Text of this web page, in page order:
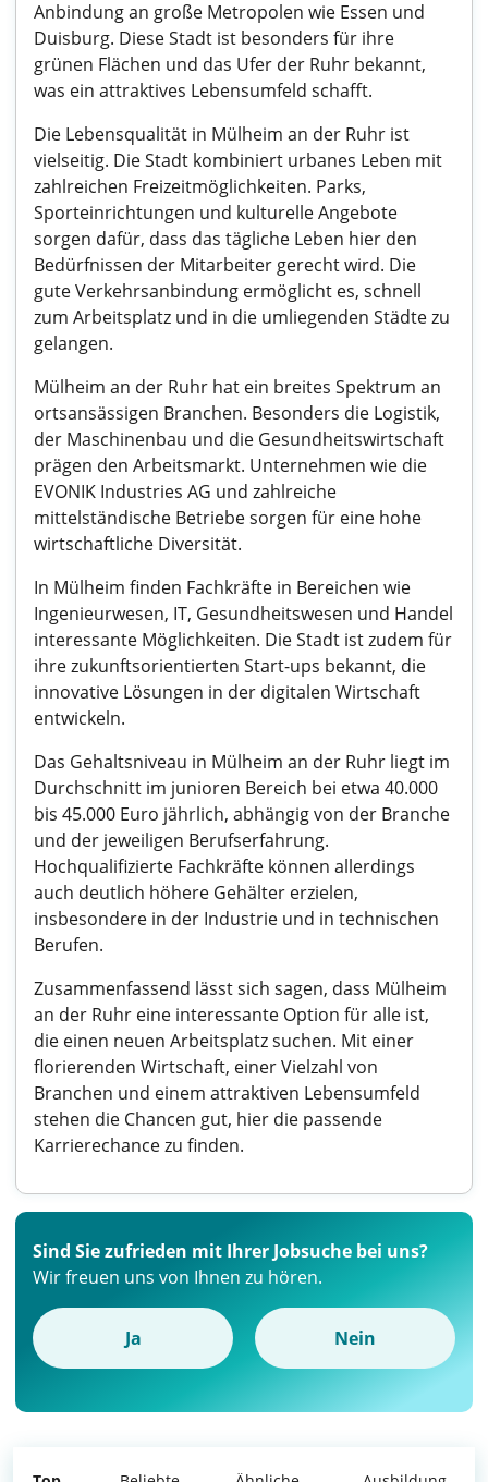
Anbindung an große Metropolen wie Essen und
Duisburg. Diese Stadt ist besonders für ihre
grünen Flächen und das Ufer der Ruhr bekannt,
was ein attraktives Lebensumfeld schafft.
Die Lebensqualität in Mülheim an der Ruhr ist
vielseitig. Die Stadt kombiniert urbanes Leben mit
zahlreichen Freizeitmöglichkeiten. Parks,
Sporteinrichtungen und kulturelle Angebote
sorgen dafür, dass das tägliche Leben hier den
Bedürfnissen der Mitarbeiter gerecht wird. Die
gute Verkehrsanbindung ermöglicht es, schnell
zum Arbeitsplatz und in die umliegenden Städte zu
gelangen.
Mülheim an der Ruhr hat ein breites Spektrum an
ortsansässigen Branchen. Besonders die Logistik,
der Maschinenbau und die Gesundheitswirtschaft
prägen den Arbeitsmarkt. Unternehmen wie die
EVONIK Industries AG und zahlreiche
mittelständische Betriebe sorgen für eine hohe
wirtschaftliche Diversität.
In Mülheim finden Fachkräfte in Bereichen wie
Ingenieurwesen, IT, Gesundheitswesen und Handel
interessante Möglichkeiten. Die Stadt ist zudem für
ihre zukunftsorientierten Start-ups bekannt, die
innovative Lösungen in der digitalen Wirtschaft
entwickeln.
Das Gehaltsniveau in Mülheim an der Ruhr liegt im
Durchschnitt im junioren Bereich bei etwa 40.000
bis 45.000 Euro jährlich, abhängig von der Branche
und der jeweiligen Berufserfahrung.
Hochqualifizierte Fachkräfte können allerdings
auch deutlich höhere Gehälter erzielen,
insbesondere in der Industrie und in technischen
Berufen.
Zusammenfassend lässt sich sagen, dass Mülheim
an der Ruhr eine interessante Option für alle ist,
die einen neuen Arbeitsplatz suchen. Mit einer
florierenden Wirtschaft, einer Vielzahl von
Branchen und einem attraktiven Lebensumfeld
stehen die Chancen gut, hier die passende
Karrierechance zu finden.
Sind Sie zufrieden mit Ihrer Jobsuche bei uns?
Wir freuen uns von Ihnen zu hören.
Ja Nein